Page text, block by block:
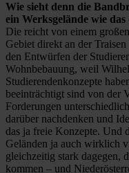
Wie sieht denn die
ein Werksgelände wie
Die reicht von einem
Gebiet direkt an der
den Entwürfen der
Wohnbebauung, weil
Studierendenkonzepte
beeinträchtigt sind von der
Forderungen
darüber nachdenken und
das ja freie Konzepte. Und
Geländen ja auch wirklich
gleichzeitig stark dagegen,
kommen – und